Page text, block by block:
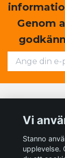
Genom
Sociala
Vi
Stanno
upplevelse.